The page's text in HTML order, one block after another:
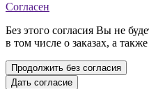
Согласен
Без этого согласия Вы не
в том числе о заказах, а
Продолжить без согласия
Дать согласие